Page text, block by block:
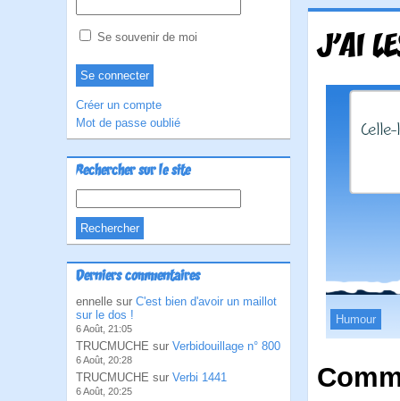
Se souvenir de moi
Créer un compte
Mot de passe oublié
Rechercher sur le site
Derniers commentaires
ennelle sur C'est bien d'avoir un maillot
sur le dos !
6 Août, 21:05
TRUCMUCHE sur Verbidouillage n° 800
6 Août, 20:28
TRUCMUCHE sur Verbi 1441
6 Août, 20:25
J'AI
Humour